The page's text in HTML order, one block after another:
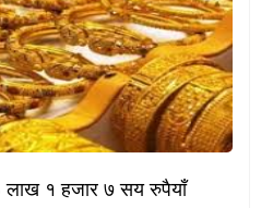
लाख १ हजार ७ सय रुपैयाँ